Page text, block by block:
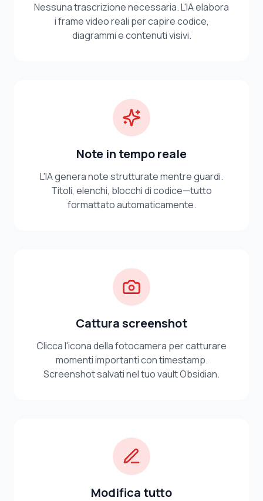
Nessuna trascrizione necessaria. L'IA elabora
i frame video reali per capire codice,
diagrammi e contenuti visivi.
Note in tempo reale
L'IA genera note strutturate mentre guardi.
Titoli, elenchi, blocchi di codice—tutto
formattato automaticamente.
Cattura screenshot
Clicca l'icona della fotocamera per catturare
momenti importanti con timestamp.
Screenshot salvati nel tuo vault Obsidian.
Modifica tutto